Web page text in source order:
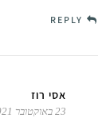
REPLY
אסי רוז
23 באוקטובר 2021 at 13:41